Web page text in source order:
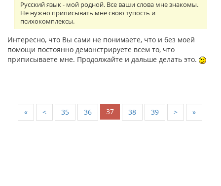
Русский язык - мой родной. Все ваши слова мне знакомы.
Не нужно приписывать мне свою тупость и
психокомплексы.
Интересно, что Вы сами не понимаете, что и без моей
помощи постоянно демонстрируете всем то, что
приписываете мне. Продолжайте и дальше делать это.
« < 35 36 37 38 39 > »